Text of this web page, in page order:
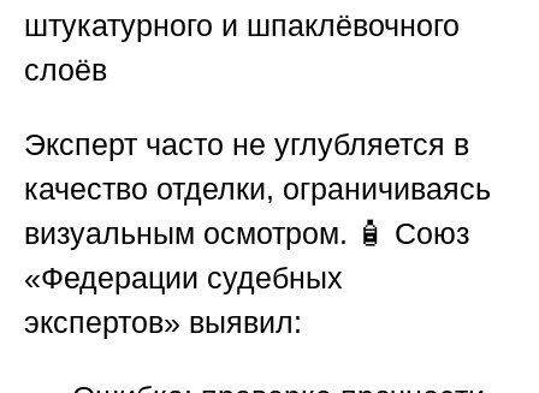
штукатурного и шпаклёвочного
слоёв
Эксперт часто не углубляется в
качество отделки, ограничиваясь
визуальным осмотром. 🧴 Союз
«Федерации судебных
экспертов» выявил: